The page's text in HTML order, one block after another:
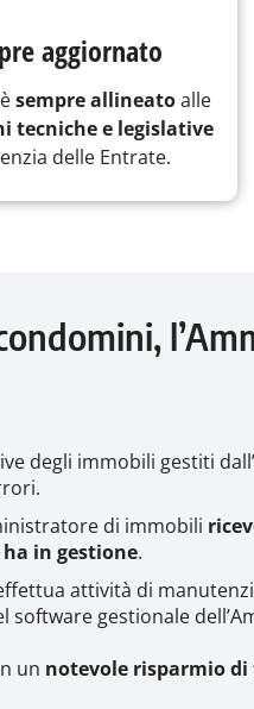
aggiornato
sempre allineatoalle
tecniche e legislative
delle Entrate.
degli immobili gestiti
di immobili
in gestione.
attività di
gestionale
un notevole risparmio di